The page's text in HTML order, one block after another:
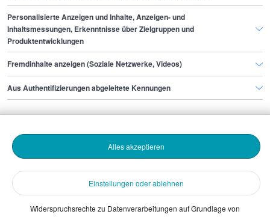
Finde den Job,
der zu dir passt.
Bewerbende
Personalisierte Anzeigen und Inhalte, Anzeigen- und
Inhaltsmessungen, Erkenntnisse über Zielgruppen und
Produktentwicklungen
Fremdinhalte anzeigen (Soziale Netzwerke, Videos)
Aus Authentifizierungen abgeleitete Kennungen
Einstellungen oder ablehnen
Alles akzeptieren
Widerspruchsrechte zu Datenverarbeitungen auf Grundlage von